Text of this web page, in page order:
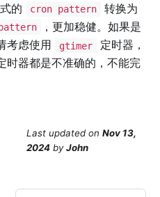
的 cron pattern 转换为
，更加稳健。如果是
考虑使用
gtimer
定时器，
时器都是不准确的，不能完
Last updated on Nov 13,
2024 byJohn